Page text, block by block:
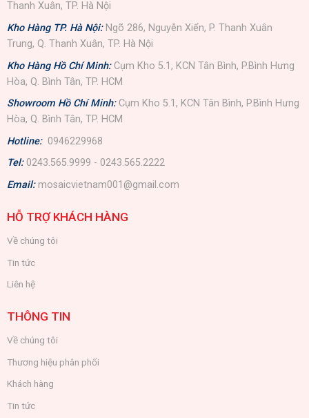
Thanh Xuân, TP. Hà Nội
Kho Hàng TP. Hà Nội: Ngõ 286, Nguyễn Xiển, P. Thanh Xuân
Trung, Q. Thanh Xuân, TP. Hà Nội
Kho Hàng Hồ Chí Minh: Cụm Kho 5.1, KCN Tân Bình, P.Bình Hưng
Hòa, Q. Bình Tân, TP. HCM
Showroom Hồ Chí Minh: Cụm Kho 5.1, KCN Tân Bình, P.Bình Hưng
Hòa, Q. Bình Tân, TP. HCM
Hotline: 0946229968
Tel: 0243.565.9999 - 0243.565.2222
Email: mosaicvietnam001@gmail.com
HỖ TRỢ KHÁCH HÀNG
Về chúng tôi
Tin tức
Liên hệ
THÔNG TIN
Về chúng tôi
Thương hiệu phân phối
Khách hàng
Tin tức